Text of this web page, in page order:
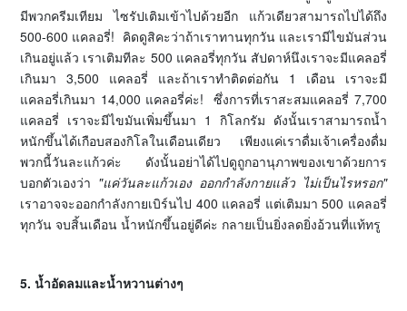
มีพวกครีมเทียม ไซรัปเติมเข้าไปด้วยอีก แก้วเดียวสามารถไปได้ถึง
500-600 แคลอรี่! คิดดูสิคะว่าถ้าเราทานทุกวัน และเรามีไขมันส่วน
เกินอยู่แล้ว เราเติมทีละ 500 แคลอรี่ทุกวัน สัปดาห์นึงเราจะมีแคลอรี่
เกินมา 3,500 แคลอรี่ และถ้าเราทำติดต่อกัน 1 เดือน เราจะมี
แคลอรี่เกินมา 14,000 แคลอรี่ค่ะ! ซึ่งการที่เราสะสมแคลอรี่ 7,700
แคลอรี่ เราจะมีไขมันเพิ่มขึ้นมา 1 กิโลกรัม ดังนั้นเราสามารถน้ำ
หนักขึ้นได้เกือบสองกิโลในเดือนเดียว เพียงแค่เราดื่มเจ้าเครื่องดื่ม
พวกนี้วันละแก้วค่ะ ดังนั้นอย่าได้ไปดูถูกอานุภาพของเขาด้วยการ
บอกตัวเองว่า "แค่วันละแก้วเอง ออกกำลังกายแล้ว ไม่เป็นไรหรอก"
เราอาจจะออกกำลังกายเบิร์นไป 400 แคลอรี่ แต่เติมมา 500 แคลอรี่
ทุกวัน จบสิ้นเดือน น้ำหนักขึ้นอยู่ดีค่ะ กลายเป็นยิ่งลดยิ่งอ้วนที่แท้ทรู
5. น้ำอัดลมและน้ำหวานต่างๆ